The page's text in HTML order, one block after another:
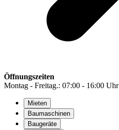
Öffnungszeiten
Montag - Freitag.: 07:00 - 16:00 Uhr
Mieten
Baumaschinen
Baugeräte